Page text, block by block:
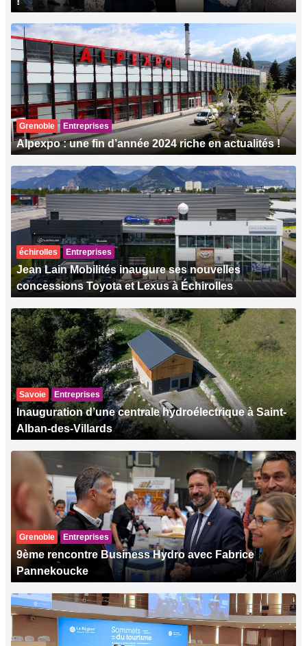
Grenoble Entreprises
Alpexpo : une fin d’année 2024 riche en actualités !
échirolles Entreprises
Jean Lain Mobilités inaugure ses nouvelles
concessions Toyota et Lexus à Échirolles
Savoie Entreprises
Inauguration d’une centrale hydroélectrique à Saint-
Alban-des-Villards
Grenoble Entreprises
9ème rencontre Business Hydro avec Fabrice
Pannekoucke